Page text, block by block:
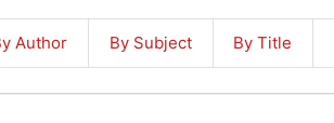
Author By Subject By Title